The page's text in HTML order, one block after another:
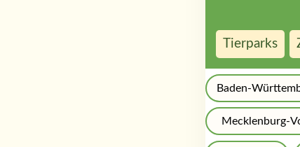
Tierparks
Baden-
Mecklenburg-